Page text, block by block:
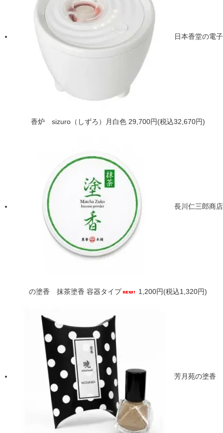
日本香堂の電子
香炉 sizuro（しずろ）月白色 29,700円(税込32,670円)
長川仁三郎商店
の塗香 抹茶塗香 容器タイプ 1,200円(税込1,320円)
芳月苑の塗香